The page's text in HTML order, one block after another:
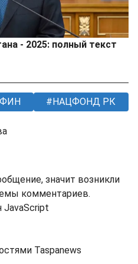
- 2025: полный текст
НАЦФОНД РК
значит возникли
комментариев.
JavaScript
Taspanews